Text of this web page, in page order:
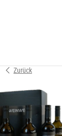
LEISTUNGEN
IMPRESSUM
Zurück